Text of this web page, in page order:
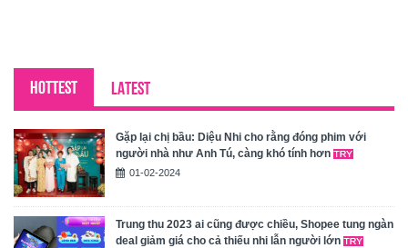
HOTTEST LATEST
Gặp lại chị bầu: Diệu Nhi cho rằng đóng phim với
người nhà như Anh Tú, càng khó tính hơn
01-02-2024
Trung thu 2023 ai cũng được chiều, Shopee tung ngàn
deal giảm giá cho cả thiếu nhi lẫn người lớn